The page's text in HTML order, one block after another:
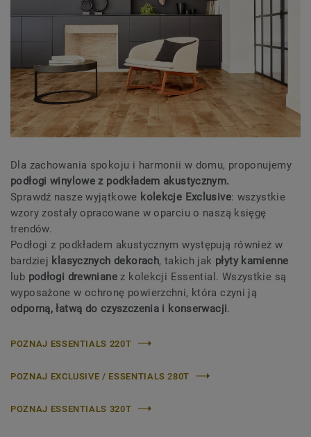
Dla zachowania spokoju i harmonii w domu, proponujemy
podłogi winylowe z podkładem akustycznym.
Sprawdź nasze wyjątkowe kolekcje Exclusive: wszystkie
wzory zostały opracowane w oparciu o naszą księgę
trendów.
Podłogi z podkładem akustycznym występują również w
bardziej klasycznych dekorach, takich jak płyty kamienne
lub podłogi drewniane z kolekcji Essential. Wszystkie są
wyposażone w ochronę powierzchni, która czyni ją
odporną, łatwą do czyszczenia i konserwacji.
POZNAJ ESSENTIALS 220T
POZNAJ EXCLUSIVE / ESSENTIALS 280T
POZNAJ ESSENTIALS 320T